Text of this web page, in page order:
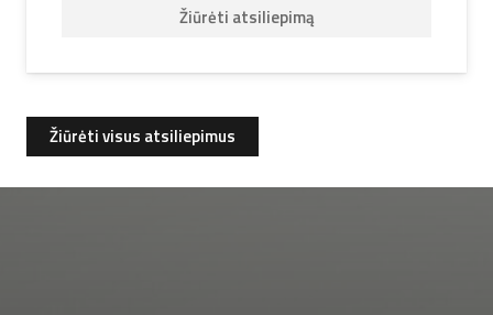
Žiūrėti atsiliepimą
Žiūrėti visus atsiliepimus